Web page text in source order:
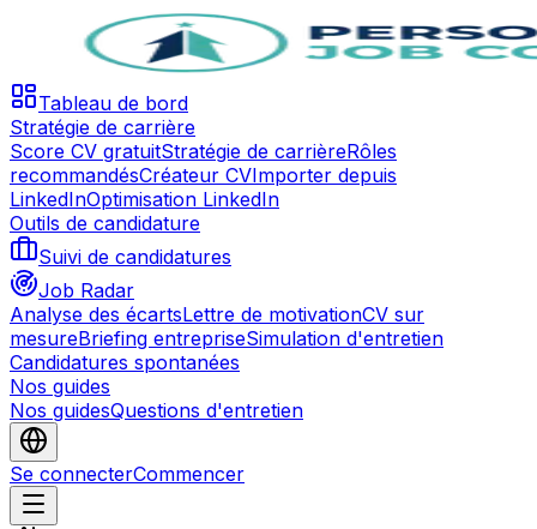
Tableau de bord
Stratégie de carrière
Score CV gratuitStratégie de carrièreRôles
recommandésCréateur CVImporter depuis
LinkedInOptimisation LinkedIn
Outils de candidature
Suivi de candidatures
Job Radar
Analyse des écartsLettre de motivationCV sur
mesureBriefing entrepriseSimulation d'entretien
Candidatures spontanées
Nos guides
Nos guidesQuestions d'entretien
Se connecterCommencer